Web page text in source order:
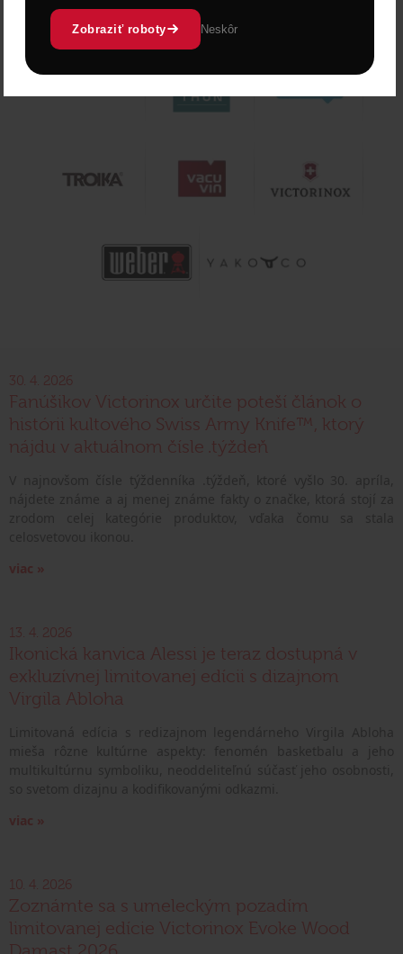
30. 4. 2026
Fanúšikov Victorinox určite poteší článok o
histórii kultového Swiss Army Knife™, ktorý
nájdu v aktuálnom čísle .týždeň
viac »
13. 4. 2026
Ikonická kanvica Alessi je teraz dostupná v
exkluzívnej limitovanej edícii s dizajnom
Virgila Abloha
viac »
10. 4. 2026
Zoznámte sa s umeleckým pozadím
limitovanej edície Victorinox Evoke Wood
Zobraziť roboty Neskôr